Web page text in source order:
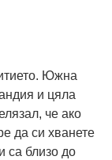
Южна
и цяла
че ако
да си хванете
са близо до